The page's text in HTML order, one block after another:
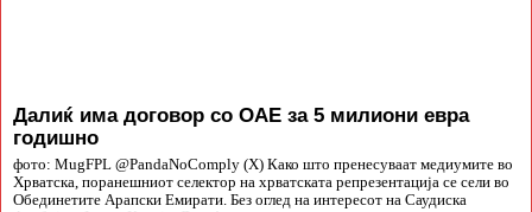
Далиќ има договор со ОАЕ за 5 милиони евра
годишно
фото: MugFPL @PandaNoComply (X) Како што пренесуваат медиумите во
Хрватска, поранешниот селектор на хрватската репрезентација се сели во
Обединетите Арапски Емирати. Без оглед на интересот на Саудиска